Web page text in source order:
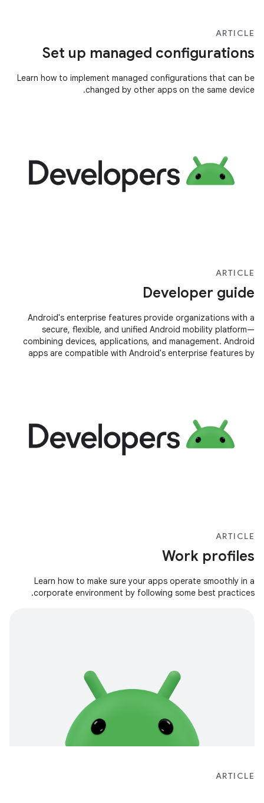
ARTICLE
Set up managed configurations
Learn how to implement managed configurations that can be
changed by other apps on the same device.
ARTICLE
Developer guide
Android's enterprise features provide organizations with a
secure, flexible, and unified Android mobility platform—
combining devices, applications, and management. Android
apps are compatible with Android's enterprise features by
ARTICLE
Work profiles
Learn how to make sure your apps operate smoothly in a
corporate environment by following some best practices.
ARTICLE